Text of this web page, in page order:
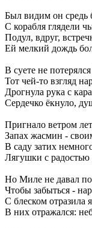
Был видим он средь
С корабля глядели
Подул, вдруг,
Ей мелкий дождь
В суете не
Тот чей-то взгляд
Дрогнула рука с
Сердечко ёкнуло,
Пригнало ветром
Запах жасмин -
В саду затих
Лягушки с радостью
Но Миле не давал
Чтобы забыться -
С блеском отразила
В них отражался: